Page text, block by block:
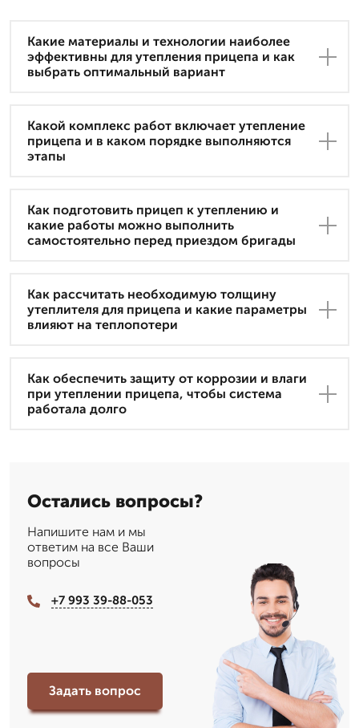
Какие материалы и технологии наиболее
эффективны для утепления прицепа и как
выбрать оптимальный вариант
Какой комплекс работ включает утепление
прицепа и в каком порядке выполняются
этапы
Как подготовить прицеп к утеплению и
какие работы можно выполнить
самостоятельно перед приездом бригады
Как рассчитать необходимую толщину
утеплителя для прицепа и какие параметры
влияют на теплопотери
Как обеспечить защиту от коррозии и влаги
при утеплении прицепа, чтобы система
работала долго
Остались вопросы?
Напишите нам и мы
ответим на все Ваши
вопросы
+7 993 39-88-053
Задать вопрос